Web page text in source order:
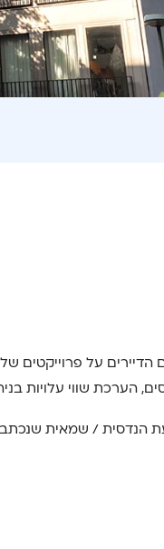
שווי עלויות
הנדסית / שמאית